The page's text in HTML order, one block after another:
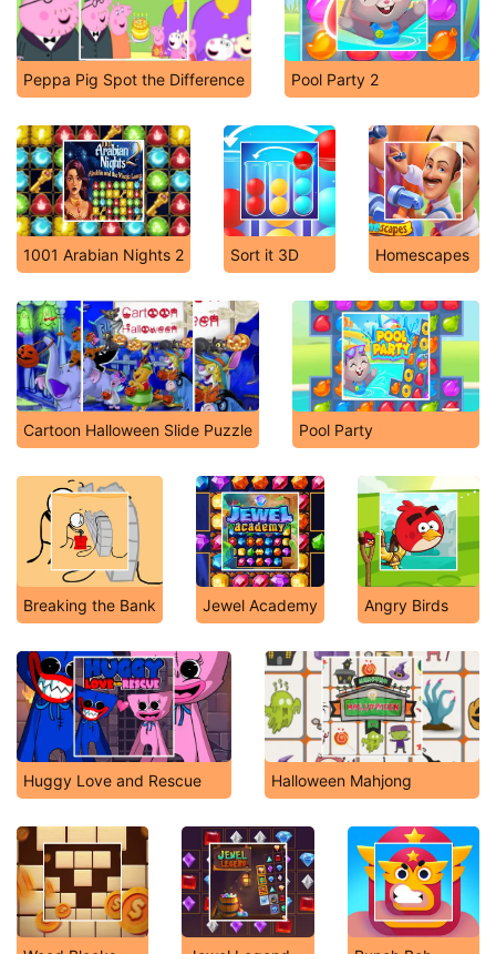
Peppa Pig Spot the Difference Pool Party 2
1001 Arabian Nights 2 Sort it 3D Homescapes
Cartoon Halloween Slide Puzzle Pool Party
Breaking the Bank Jewel Academy Angry Birds
Huggy Love and Rescue Halloween Mahjong